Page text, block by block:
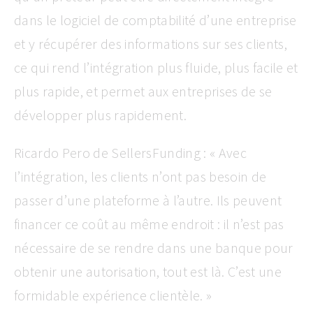
dans le logiciel de comptabilité d’une entreprise
et y récupérer des informations sur ses clients,
ce qui rend l’intégration plus fluide, plus facile et
plus rapide, et permet aux entreprises de se
développer plus rapidement.
Ricardo Pero de SellersFunding : « Avec
l’intégration, les clients n’ont pas besoin de
passer d’une plateforme à l’autre. Ils peuvent
financer ce coût au même endroit : il n’est pas
nécessaire de se rendre dans une banque pour
obtenir une autorisation, tout est là. C’est une
formidable expérience clientèle. »